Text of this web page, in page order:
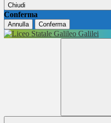
Chiudi
Conferma
Annulla Conferma